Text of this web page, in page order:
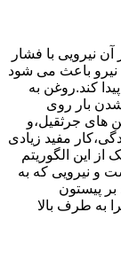
نیرویی با فشار
نیرو باعث می شود
کند.روغن به
شدن بار روی
های جرثقیل،و
مفید زیادی
از این الگوریتم
و نیرویی که به
پیستون
به طرف بالا